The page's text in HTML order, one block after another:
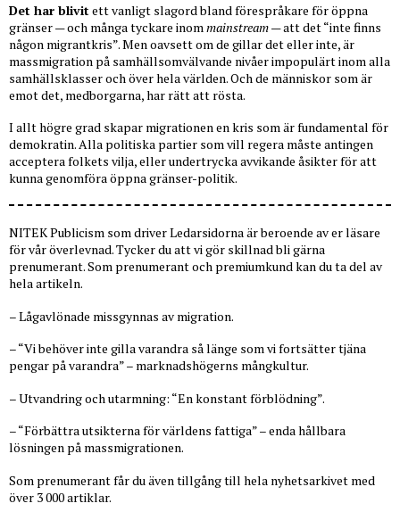
Det har blivitett vanligt slagord bland förespråkare för öppna
gränser— och många tyckare inommainstream— att det “inte finns
någon migrantkris”. Men oavsett om de gillar det eller inte, är
massmigration på samhällsomvälvande nivåer impopulärt inom alla
samhällsklasser och över hela världen. Och de människor som är
emot det, medborgarna, har rätt att rösta.
I allt högre grad skapar migrationen en kris som är fundamental för
demokratin.Alla politiska partier som vill regera måste antingen
acceptera folkets vilja, eller undertrycka avvikande åsikter för att
kunna genomföra öppna gränser-politik.
NITEK Publicism som driver Ledarsidorna är beroende av er läsare
för vår överlevnad. Tycker du att vi gör skillnad bli gärna
prenumerant. Som prenumerant och premiumkund kan du ta del av
hela artikeln.
– Lågavlönade missgynnas av migration.
– “Vi behöver inte gilla varandra så länge som vi fortsätter tjäna
pengar på varandra” – marknadshögerns mångkultur.
– Utvandring och utarmning: “En konstant förblödning”.
– “Förbättra utsikterna för världens fattiga” – enda hållbara
lösningen på massmigrationen.
Som prenumerant får du även tillgång till hela nyhetsarkivet med
över 3 000 artiklar.